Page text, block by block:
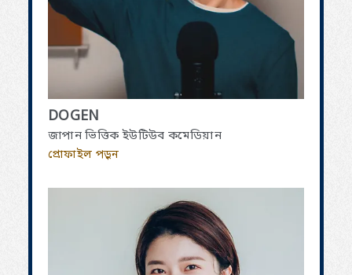
DOGEN
জাপান ভিত্তিক ইউটিউব কমেডিয়ান
প্রোফাইল পড়ুন